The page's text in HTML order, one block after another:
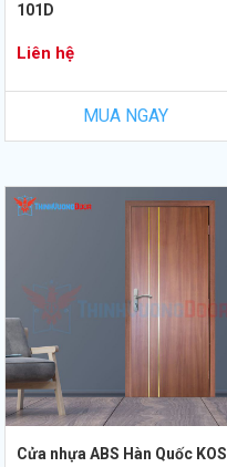
101D
Liên hệ
MUA NGAY
Cửa nhựa ABS Hàn Quốc KOS